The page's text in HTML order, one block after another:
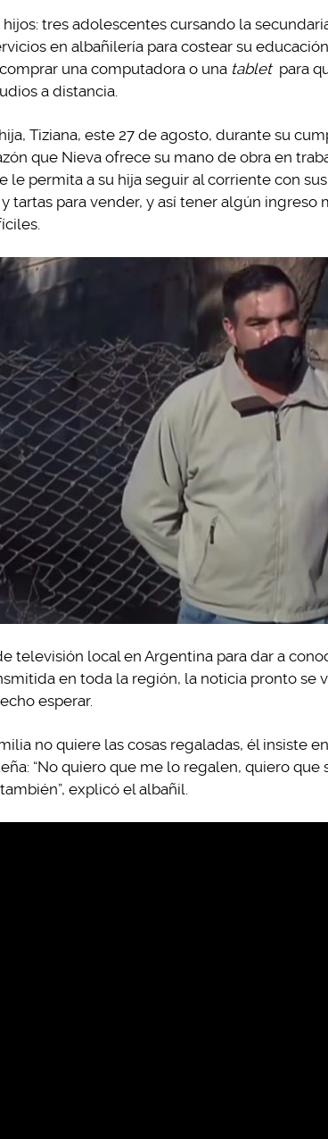
tres adolescentes cursando la
en albañilería para costear su
una computadora o una tablet para
a distancia.
Tiziana, este 27 de agosto, durante su
que Nieva ofrece su mano de obra en
permita a su hija seguir al corriente con
tartas para vender, y así tener algún ingreso
televisión local en Argentina para dar a
en toda la región, la noticia pronto se
esperar.
no quiere las cosas regaladas, él insiste
“No quiero que me lo regalen, quiero que
explicó el albañil.